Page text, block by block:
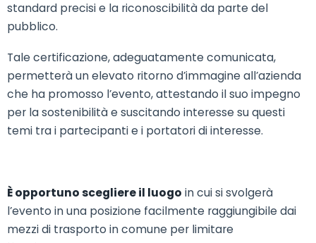
standard precisi e la riconoscibilità da parte del
pubblico.
Tale certificazione, adeguatamente comunicata,
permetterà un elevato ritorno d’immagine all’azienda
che ha promosso l’evento, attestando il suo impegno
per la sostenibilità e suscitando interesse su questi
temi tra i partecipanti e i portatori di interesse.
È opportuno scegliere il luogo in cui si svolgerà
l’evento in una posizione facilmente raggiungibile dai
mezzi di trasporto in comune per limitare